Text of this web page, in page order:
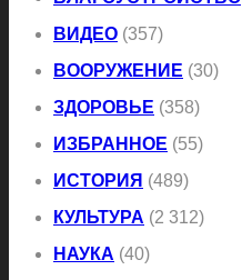
ВИДЕО (357)
ВООРУЖЕНИЕ (30)
ЗДОРОВЬЕ (358)
ИЗБРАННОЕ (55)
ИСТОРИЯ (489)
КУЛЬТУРА (2 312)
НАУКА (40)